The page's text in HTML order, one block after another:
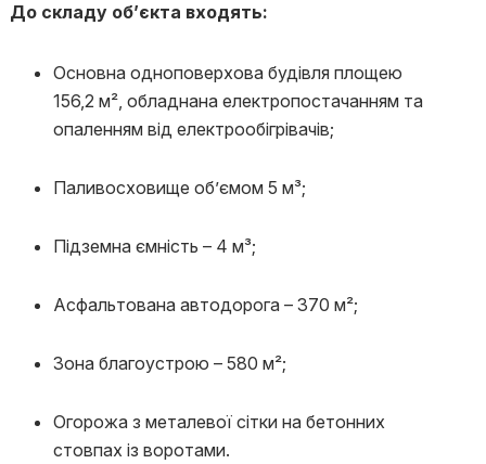
До складу об’єкта входять:
Основна одноповерхова будівля площею
156,2 м², обладнана електропостачанням та
опаленням від електрообігрівачів;
Паливосховище об’ємом 5 м³;
Підземна ємність – 4 м³;
Асфальтована автодорога – 370 м²;
Зона благоустрою – 580 м²;
Огорожа з металевої сітки на бетонних
стовпах із воротами.